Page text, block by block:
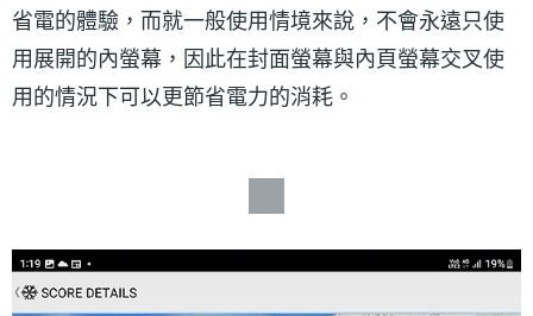
省電的體驗，而就一般使用情境來說，不會永遠只使
用展開的內螢幕，因此在封面螢幕與內頁螢幕交叉使
用的情況下可以更節省電力的消耗。